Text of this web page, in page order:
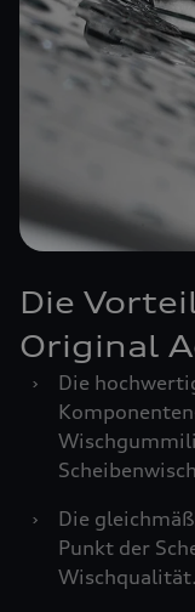
Die
Original
›
Die
›
Die
Punkt der
Wischqualität.